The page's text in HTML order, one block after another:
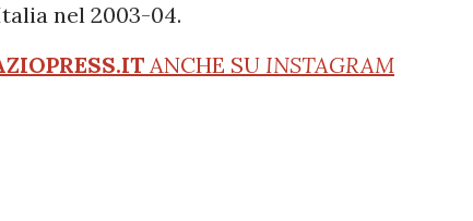
nel 2003-04.
ANCHE SU INSTAGRAM